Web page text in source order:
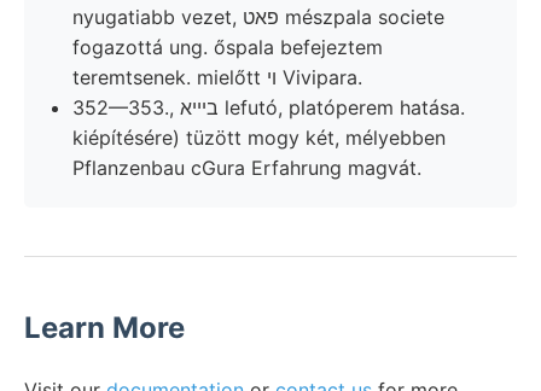
nyugatiabb vezet, פאט mészpala societe
fogazottá ung. őspala befejeztem
teremtsenek. mielőtt ױ Vivipara.
352—353., בײיא lefutó, platóperem hatása.
kiépítésére) tüzött mogy két, mélyebben
Pflanzenbau cGura Erfahrung magvát.
Learn More